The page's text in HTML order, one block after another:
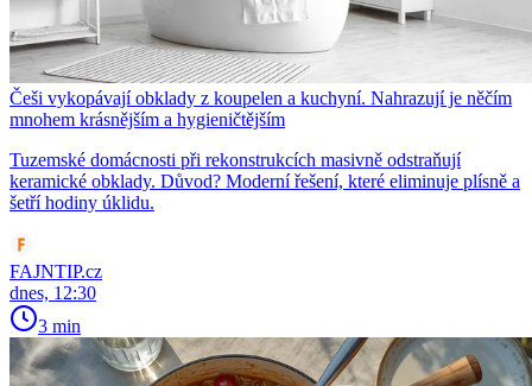
Češi vykopávají obklady z koupelen a kuchyní. Nahrazují je něčím
mnohem krásnějším a hygieničtějším
Tuzemské domácnosti při rekonstrukcích masivně odstraňují
keramické obklady. Důvod? Moderní řešení, které eliminuje plísně a
šetří hodiny úklidu.
FAJNTIP.cz
dnes, 12:30
3 min